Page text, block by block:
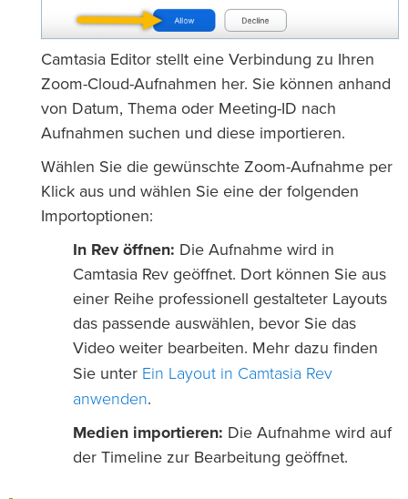
Camtasia Editor stellt eine Verbindung zu Ihren
Zoom-Cloud-Aufnahmen her. Sie können anhand
von Datum, Thema oder Meeting-ID nach
Aufnahmen suchen und diese importieren.
Wählen Sie die gewünschte Zoom-Aufnahme per
Klick aus und wählen Sie eine der folgenden
Importoptionen:
In Rev öffnen: Die Aufnahme wird in
Camtasia Rev geöffnet. Dort können Sie aus
einer Reihe professionell gestalteter Layouts
das passende auswählen, bevor Sie das
Video weiter bearbeiten. Mehr dazu finden
Sie unter Ein Layout in Camtasia Rev
anwenden.
Medien importieren: Die Aufnahme wird auf
der Timeline zur Bearbeitung geöffnet.